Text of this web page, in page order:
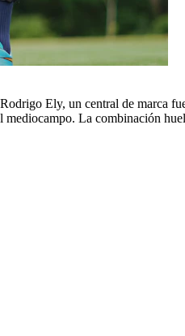
Ely, un central de marca
La combinación